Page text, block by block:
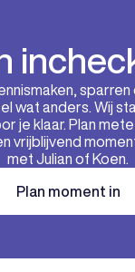
sparren
wat anders. Wij
je klaar. Plan
vrijblijvend
met Julian of Koen.
Plan moment in